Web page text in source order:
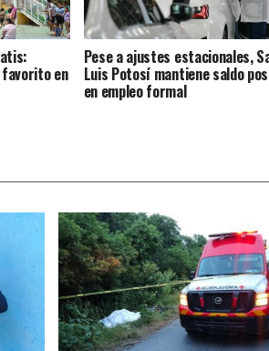
favorito en
Pese a ajustes estacionales,
Luis Potosí mantiene saldo
en empleo formal